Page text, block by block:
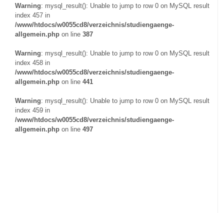
Warning: mysql_result(): Unable to jump to row 0 on MySQL result
index 457 in
/www/htdocs/w0055cd8/verzeichnis/studiengaenge-
allgemein.php on line 387
Warning: mysql_result(): Unable to jump to row 0 on MySQL result
index 458 in
/www/htdocs/w0055cd8/verzeichnis/studiengaenge-
allgemein.php on line 441
Warning: mysql_result(): Unable to jump to row 0 on MySQL result
index 459 in
/www/htdocs/w0055cd8/verzeichnis/studiengaenge-
allgemein.php on line 497